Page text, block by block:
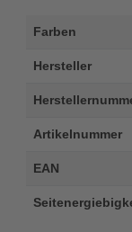
Farben
Hersteller
Artikelnummer
EAN